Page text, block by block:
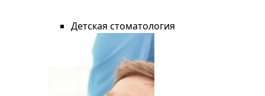
Детская стоматология